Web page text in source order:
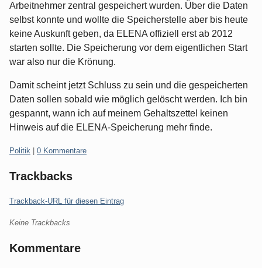
Arbeitnehmer zentral gespeichert wurden. Über die Daten
selbst konnte und wollte die Speicherstelle aber bis heute
keine Auskunft geben, da ELENA offiziell erst ab 2012
starten sollte. Die Speicherung vor dem eigentlichen Start
war also nur die Krönung.
Damit scheint jetzt Schluss zu sein und die gespeicherten
Daten sollen sobald wie möglich gelöscht werden. Ich bin
gespannt, wann ich auf meinem Gehaltszettel keinen
Hinweis auf die ELENA-Speicherung mehr finde.
Kategorien:
Politik 0 Kommentare
Trackbacks
Trackback-URL für diesen Eintrag
Keine Trackbacks
Kommentare